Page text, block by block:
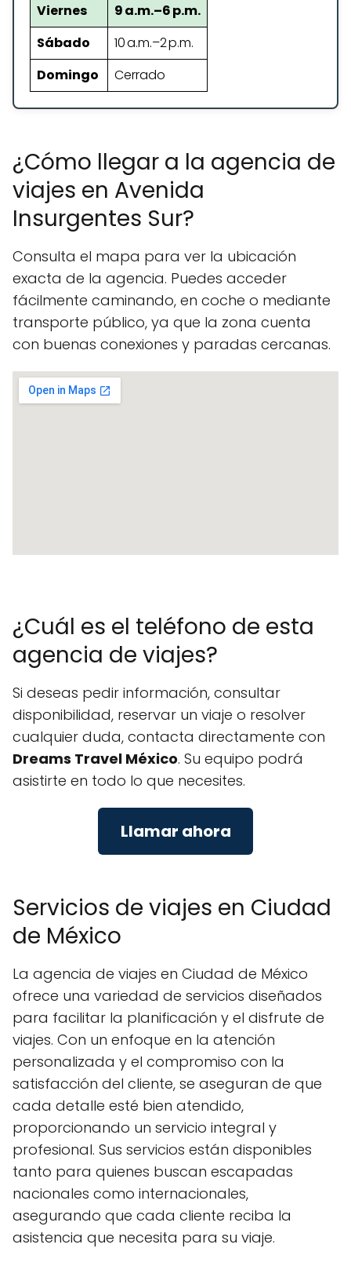
Viernes
9 a.m.–6 p.m.
Sábado
10 a.m.–2 p.m.
Domingo
Cerrado
¿Cómo llegar a la agencia de
viajes en Avenida
Insurgentes Sur?
Consulta el mapa para ver la ubicación
exacta de la agencia. Puedes acceder
fácilmente caminando, en coche o mediante
transporte público, ya que la zona cuenta
con buenas conexiones y paradas cercanas.
¿Cuál es el teléfono de esta
agencia de viajes?
Si deseas pedir información, consultar
disponibilidad, reservar un viaje o resolver
cualquier duda, contacta directamente con
Dreams Travel México. Su equipo podrá
asistirte en todo lo que necesites.
Llamar ahora
Servicios de viajes en Ciudad
de México
La agencia de viajes en Ciudad de México
ofrece una variedad de servicios diseñados
para facilitar la planificación y el disfrute de
viajes. Con un enfoque en la atención
personalizada y el compromiso con la
satisfacción del cliente, se aseguran de que
cada detalle esté bien atendido,
proporcionando un servicio integral y
profesional. Sus servicios están disponibles
tanto para quienes buscan escapadas
nacionales como internacionales,
asegurando que cada cliente reciba la
asistencia que necesita para su viaje.